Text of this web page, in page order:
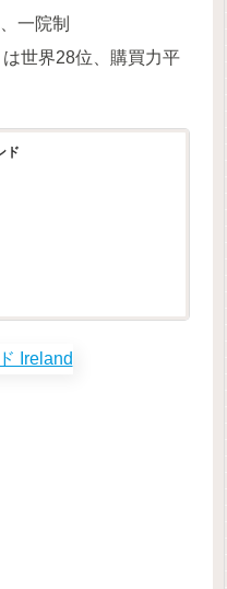
一院制
世界28位、購買力平
ド